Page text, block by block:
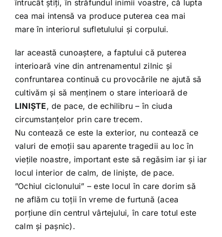
întrucât știți, în străfundul inimii voastre, că lupta
cea mai intensă va produce puterea cea mai
mare în interiorul sufletulului și corpului.
Iar această cunoaștere, a faptului că puterea
interioară vine din antrenamentul zilnic și
confruntarea continuă cu provocările ne ajută să
cultivăm și să menținem o stare interioară de
LINIȘTE, de pace, de echilibru – în ciuda
circumstanțelor prin care trecem.
Nu contează ce este la exterior, nu contează ce
valuri de emoții sau aparente tragedii au loc în
viețile noastre, important este să regăsim iar și iar
locul interior de calm, de liniște, de pace.
”Ochiul ciclonului” – este locul în care dorim să
ne aflăm cu toții în vreme de furtună (acea
porțiune din centrul vârtejului, în care totul este
calm și pașnic).